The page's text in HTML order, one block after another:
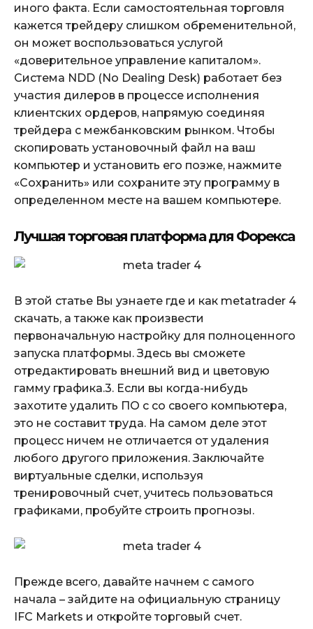
иного факта. Если самостоятельная торговля
кажется трейдеру слишком обременительной,
он может воспользоваться услугой
«доверительное управление капиталом».
Система NDD (No Dealing Desk) работает без
участия дилеров в процессе исполнения
клиентских ордеров, напрямую соединяя
трейдера с межбанковским рынком. Чтобы
скопировать установочный файл на ваш
компьютер и установить его позже, нажмите
«Сохранить» или сохраните эту программу в
определенном месте на вашем компьютере.
Лучшая торговая платформа для Форекса
В этой статье Вы узнаете где и как metatrader 4
скачать, а также как произвести
первоначальную настройку для полноценного
запуска платформы. Здесь вы сможете
отредактировать внешний вид и цветовую
гамму графика.3. Если вы когда-нибудь
захотите удалить ПО с со своего компьютера,
это не составит труда. На самом деле этот
процесс ничем не отличается от удаления
любого другого приложения. Заключайте
виртуальные сделки, используя
тренировочный счет, учитесь пользоваться
графиками, пробуйте строить прогнозы.
Прежде всего, давайте начнем с самого
начала – зайдите на официальную страницу
IFC Markets и откройте торговый счет.